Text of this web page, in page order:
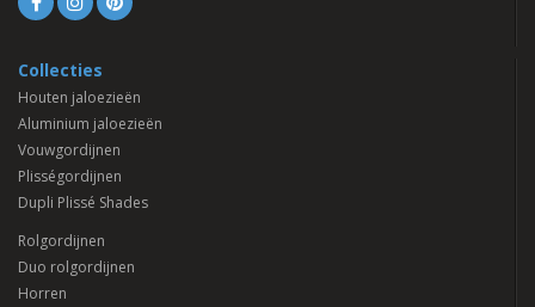
Collecties
Houten jaloezieën
Aluminium jaloezieën
Vouwgordijnen
Plisségordijnen
Dupli Plissé Shades
Rolgordijnen
Duo rolgordijnen
Horren